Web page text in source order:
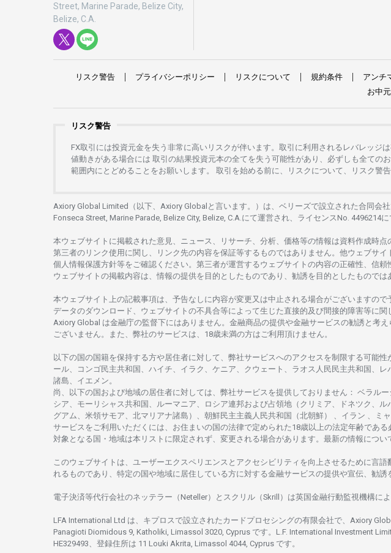
Street, Marine Parade, Belize City,
Belize, C.A.
リスク警告 プライバシーポリシー リスクについて 規約条件 アンチ
お中元
リスク警告
FX取引には投資元金を失う 非常に高い リスクが伴います。 取引に利用さ れる レバレッジは
値動きがある場合には 取引の結果投資元本の全てを失う 可能性があり、 必ずしも全てのお
範囲内にとどめることをお願いします 。 取引を始める前に、リスクについて、 リスク警
Axiory Global Limited（以下、Axiory Globalと言います。）は、 ベリーズで設立さ れた合同会社
Fonseca Street, Marine Parade, Belize City, Belize, C.A.にて運営さ れ、 ライセンスNo. 4496214に
本ウェブサイトに掲載さ れた意見、ニュース、リサーチ、分析、 価格等の情報は資料作成時点
第三者の リンク使用に関し、 リンク先の内容を保証等するものではありません。 他ウェブサイ
個人情報保護方針等を ご確認ください。 第三者が運営するウェブサイトの内容の正確性、信頼
ウェブサイトの掲載内容は、 情報の提供を 目的としたものであり、 勧誘を 目的としたものでは
本ウェブサイト 上の記載事項は、 予告なしに 内容が変更又は中止さ れる場合がございますので
データのダウンロード、 ウェブサイトの不具合等に よって生じた 直接的及び間接的障害等に関
Axiory Global は金融庁の監督下にはありません。 金融商品の提供や金融サービスの勧誘と 考え
ございません。
また、 弊社のサービスは、18歳未満の方は ご利用頂けません 。
以下の国の国籍を保持する方や居住者に対して、 弊社サービスへのアクセスを制限する可能性
ール、
コンゴ民主共和国、ハイチ、イラク、ケニア、クウェート、 ラオス 人民民主共和国、レ
諸島、 イエメン。
尚、 以下の国および地域の居住者に対しては、 弊社サービスを提供しておりません ： ベラルー
シア、 モーリシャス共和国、ルーマニア、 ロシア連邦および占領地 （クリミア、ドネツク、ル
グアム、 米領サモア、 北マリアナ諸島）、 朝鮮民主主義人民共和国 （北朝鮮） 、イラン 、ミャ
サービスを ご利用いただくには、お住まいの国の法律で定められた 18歳以上の法定年齢である
対象となる国 ・ 地域は本 リストに限定さ れず、 変更さ れる場合があります。 最新の情報につい
このウェブサイトは、 ユーザーエクスペリエンスと アクセシビリティを向上さ せるために言語
れるものであり、 特定の国や地域に 居住している方に対する金融サービスの提供や宣伝、 勧誘
電子決済等代行会社のネッテラー （Neteller）と スクリル （Skrill）は英国金融行動監視機構に
LFA International Ltd は、 キプロスで設立さ れた カードプロセシングの有限会社で、Axiory
Panagioti Diomidous 9, Katholiki, Limassol 3020, Cyprus です。L.F. International Investment
HE329493、 登録住所は 11 Louki Akrita, Limassol 4044, Cyprus です。